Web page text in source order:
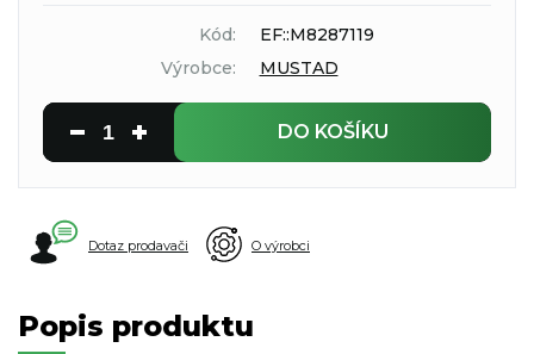
Kód:
EF::M8287119
Výrobce:
MUSTAD
DO KOŠÍKU
Dotaz prodavači O výrobci
Popis produktu